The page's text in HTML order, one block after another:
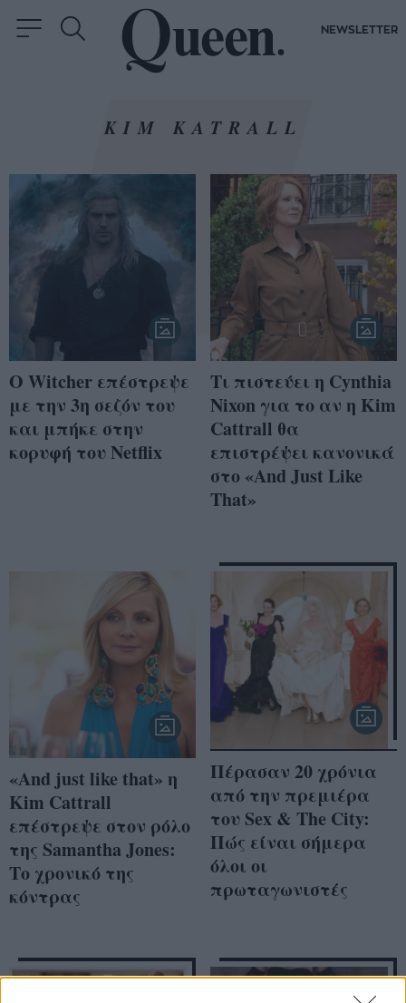
NEWSLETTER
KIM KATRALL
Ο Witcher επέστρεψε
με την 3η σεζόν του
και μπήκε στην
κορυφή του Netflix
Τι πιστεύει η Cynthia
Nixon για το αν η Kim
Cattrall θα
επιστρέψει κανονικά
στο «And Just Like
That»
«And just like that» η
Kim Cattrall
επέστρεψε στον ρόλο
της Samantha Jones:
Το χρονικό της
κόντρας
Πέρασαν 20 χρόνια
από την πρεμιέρα
του Sex & The City:
Πώς είναι σήμερα
όλοι οι
πρωταγωνιστές